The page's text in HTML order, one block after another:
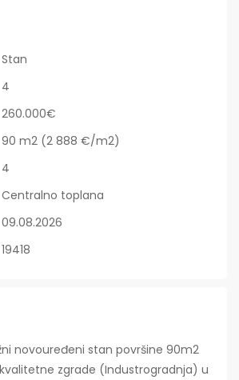
Stan
4
260.000€
90 m2 (2 888 €/m2)
4
Centralno toplana
09.08.2026
19418
novouređeni stan površine 90m2
zgrade (Industrogradnja) u